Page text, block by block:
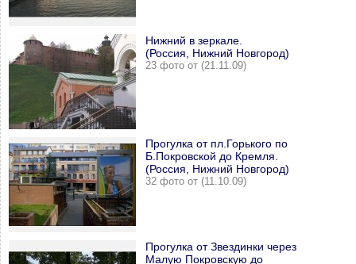
Нижний в зеркале.
(Россия, Нижний Новгород)
23 фото от (21.11.09)
Прогулка от пл.Горького по
Б.Покровской до Кремля.
(Россия, Нижний Новгород)
32 фото от (11.10.09)
Прогулка от Звездинки через
Малую Покровскую до